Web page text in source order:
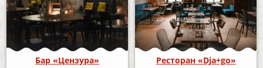
Бар «Цензура» Ресторан «Dja+go»